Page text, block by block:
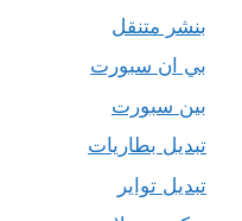
بنشر متنقل
بي ان سبورت
بين سبورت
تبديل بطاريات
تبديل تواير